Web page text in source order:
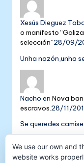
Xesús Dieguez
o manifesto
selección”28/09/
Unha nazón,unha
Nacho en Nova
escravos. 28/11/
Se queredes
Colectivo NósenV
NÓS16/09/2018
We use our own and
website works